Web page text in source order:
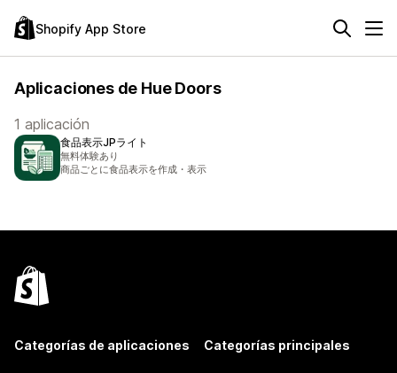
Shopify App Store
Aplicaciones de Hue Doors
1 aplicación
食品表示JPライト
無料体験あり
商品ごとに食品表示を作成・表示
Categorías de aplicaciones Categorías principales